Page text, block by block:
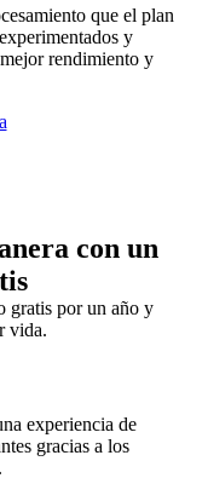
que el plan
y
rendimiento y
con un
gratis por un año y
vida.
experiencia de
gracias a los